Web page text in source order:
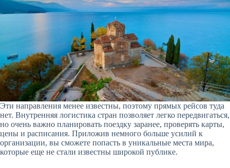
Эти направления менее известны, поэтому прямых рейсов туда
нет. Внутренняя логистика стран позволяет легко передвигаться,
но очень важно планировать поездку заранее, проверять карты,
цены и расписания. Приложив немного больше усилий к
организации, вы сможете попасть в уникальные места мира,
которые еще не стали известны широкой публике.